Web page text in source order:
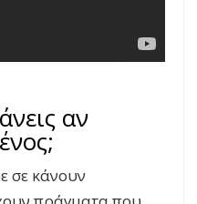
αν
σε κάνουν